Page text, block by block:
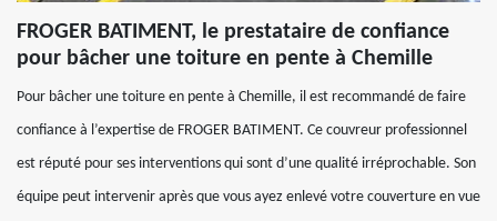
FROGER BATIMENT, le prestataire de confiance
pour bâcher une toiture en pente à Chemille
Pour bâcher une toiture en pente à Chemille, il est recommandé de faire
confiance à l’expertise de FROGER BATIMENT. Ce couvreur professionnel
est réputé pour ses interventions qui sont d’une qualité irréprochable. Son
équipe peut intervenir après que vous ayez enlevé votre couverture en vue